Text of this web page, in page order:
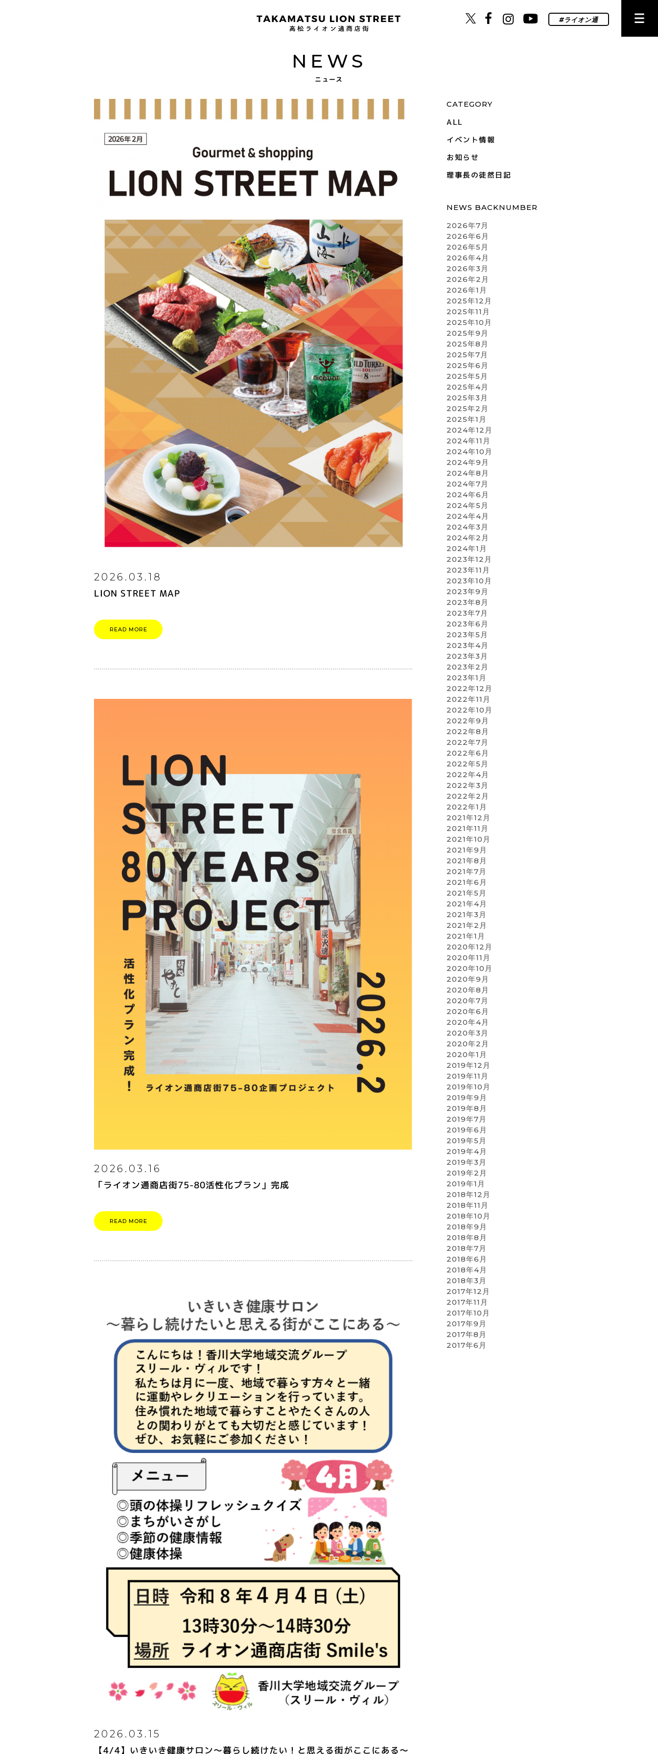
NEWS
ニュース
CATEGORY
ALL
イベント情報
お知らせ
理事長の徒然日記
NEWS BACKNUMBER
2026年7月
2026年6月
2026年5月
2026年4月
2026年3月
2026年2月
2026年1月
2025年12月
2025年11月
2025年10月
2025年9月
2025年8月
2025年7月
2025年6月
2025年5月
2025年4月
2025年3月
2025年2月
2025年1月
2024年12月
2024年11月
2024年10月
2024年9月
2024年8月
2024年7月
2024年6月
2024年5月
2024年4月
2024年3月
2024年2月
2024年1月
2023年12月
2023年11月
2023年10月
2023年9月
2023年8月
2023年7月
2023年6月
2023年5月
2023年4月
2023年3月
2023年2月
2023年1月
2022年12月
2022年11月
2022年10月
2022年9月
2022年8月
2022年7月
2022年6月
2022年5月
2022年4月
2022年3月
2022年2月
2022年1月
2021年12月
2021年11月
2021年10月
2021年9月
2021年8月
2021年7月
2021年6月
2021年5月
2021年4月
2021年3月
2021年2月
2021年1月
2020年12月
2020年11月
2020年10月
2020年9月
2020年8月
2020年7月
2020年6月
2020年4月
2020年3月
2020年2月
2020年1月
2019年12月
2019年11月
2019年10月
2019年9月
2019年8月
2019年7月
2019年6月
2019年5月
2019年4月
2019年3月
2019年2月
2019年1月
2018年12月
2018年11月
2018年10月
2018年9月
2018年8月
2018年7月
2018年6月
2018年4月
2018年3月
2017年12月
2017年11月
2017年10月
2017年9月
2017年8月
2017年6月
2026.03.18
LION STREET MAP
READ MORE
2026.03.16
「ライオン通商店街75-80活性化プラン」完成
READ MORE
2026.03.15
【4/4】いきいき健康サロン～暮らし続けたい！と思える街がここにある～